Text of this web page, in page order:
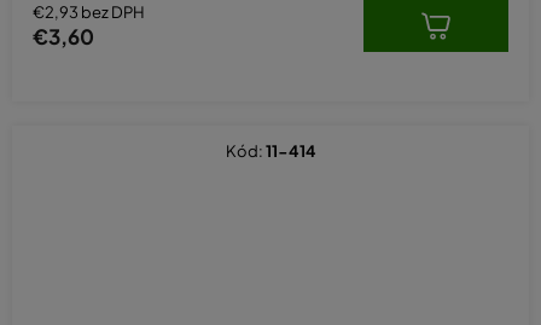
€2,93 bez DPH
€3,60
Kód:11-414